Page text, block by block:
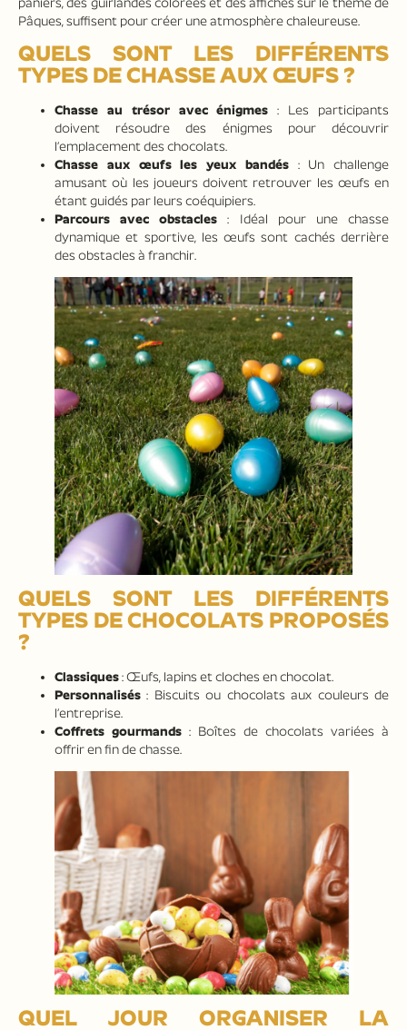
Pâques, suffisent pour créer une atmosphère chaleureuse.
QUELS SONT LES DIFFÉRENTS
TYPES DE CHASSE AUX ŒUFS ?
Chasse au trésor avec énigmes : Les participants
doivent résoudre des énigmes pour découvrir
l’emplacement des chocolats.
Chasse aux œufs les yeux bandés: Un challenge
amusant où les joueurs doivent retrouver les œufs en
étant guidés par leurs coéquipiers.
Parcours avec obstacles : Idéal pour une chasse
dynamique et sportive, les œufs sont cachés derrière
des obstacles à franchir.
QUELS SONT LES DIFFÉRENTS
TYPES DE CHOCOLATS PROPOSÉS
?
Classiques: Œufs, lapins et cloches en chocolat.
Personnalisés : Biscuits ou chocolats aux couleurs de
l’entreprise.
Coffrets gourmands : Boîtes de chocolats variées à
offrir en fin de chasse.
QUEL JOUR ORGANISER LA